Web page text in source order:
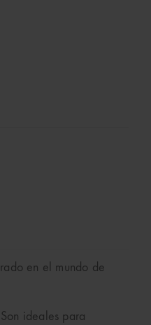
en el mundo de
ideales para